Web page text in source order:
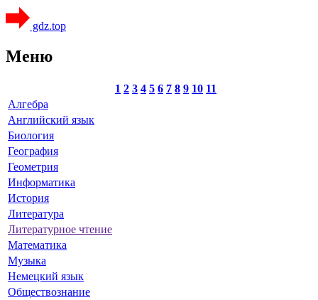
gdz.top
Меню
1 2 3 4 5 6 7 8 9 10 11
Алгебра
Английский язык
Биология
География
Геометрия
Информатика
История
Литература
Литературное чтение
Математика
Музыка
Немецкий язык
Обществознание